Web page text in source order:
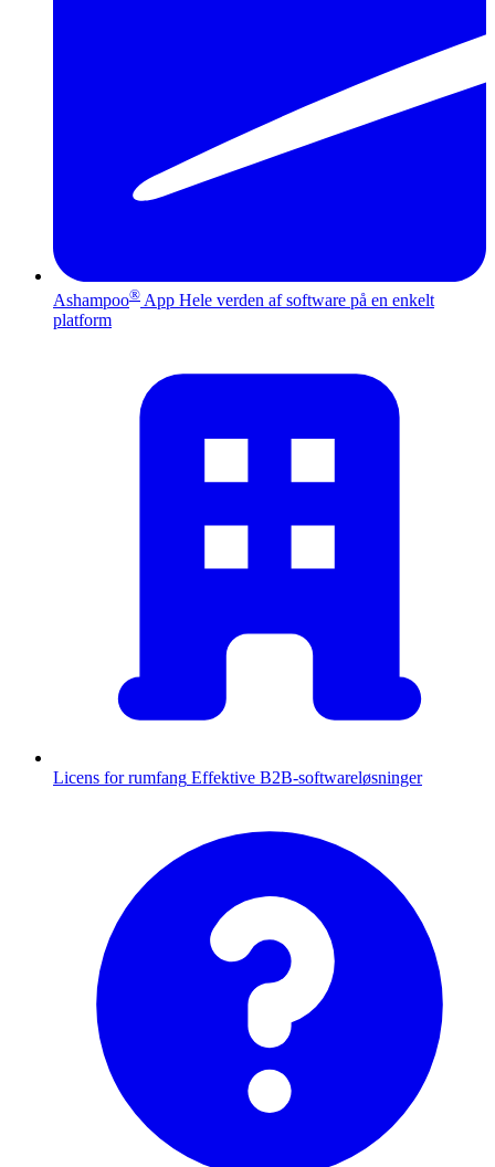
Ashampoo® App Hele verden af software på en enkelt
platform
Licens for rumfang Effektive B2B-softwareløsninger